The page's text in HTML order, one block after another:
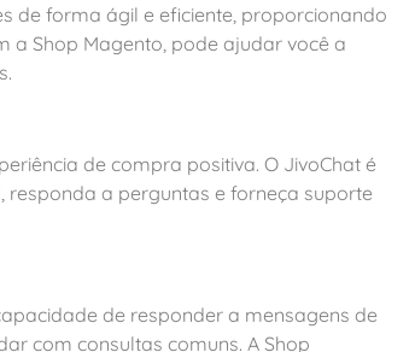
de forma ágil e eficiente, proporcionando
a Shop Magento, pode ajudar você a
de compra positiva. O JivoChat é
responda a perguntas e forneça suporte
de responder a mensagens de
com consultas comuns. A Shop